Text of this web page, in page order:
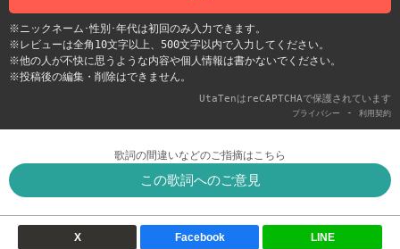
※ニックネーム･性別･年代は初回のみ入力できます。
※レビューは全角10文字以上、500文字以内で入力してください。
※他の人が不快に思うような内容や個人情報は書かないでください。
※投稿後の編集・削除はできません。
UtaTenはreCAPTCHAで保護されています
プライバシー - 利用契約
歌詞の間違いなどのご指摘はこちら
この歌詞へのご意見
X Facebook LINE